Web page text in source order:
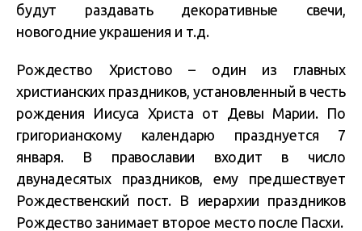
будут раздавать декоративные свечи,
новогодние украшения и т.д.
Рождество Христово – один из главных
христианских праздников, установленный в честь
рождения Иисуса Христа от Девы Марии. По
григорианскому календарю празднуется 7
января. В православии входит в число
двунадесятых праздников, ему предшествует
Рождественский пост. В иерархии праздников
Рождество занимает второе место после Пасхи.